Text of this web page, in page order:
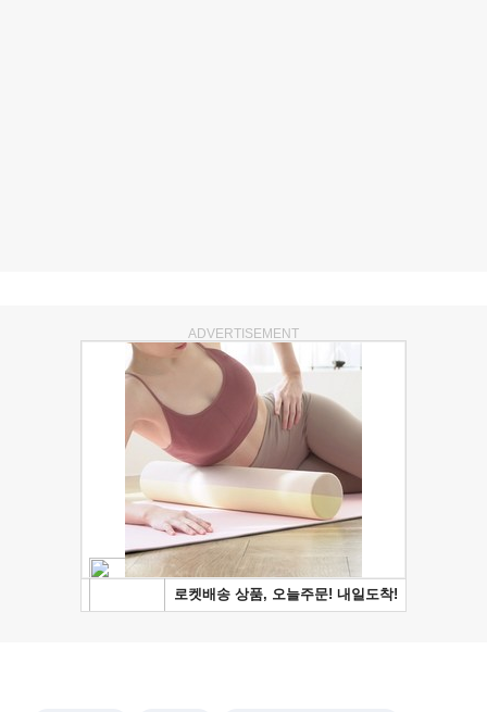
ADVERTISEMENT